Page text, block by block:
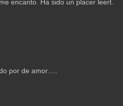
encanto. Ha sido un placer leert.
por de amor.....